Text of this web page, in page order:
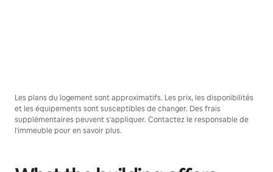
Les plans du logement sont approximatifs. Les prix, les disponibilités
et les équipements sont susceptibles de changer. Des frais
supplémentaires peuvent s'appliquer. Contactez le responsable de
l'immeuble pour en savoir plus.